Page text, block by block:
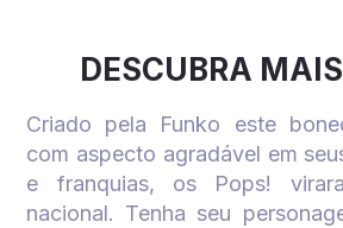
DESCUBRA
Criado pela Funko este
com aspecto agradável em
e franquias, os Pops!
nacional. Tenha seu